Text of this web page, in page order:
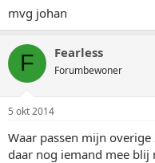
mvg johan
F Fearless
Forumbewoner
5 okt 2014
Waar passen mijn
daar nog iemand mee blij